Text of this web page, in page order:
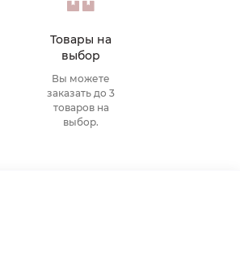
Товары на
выбор
Вы можете
заказать до 3
товаров на
выбор.